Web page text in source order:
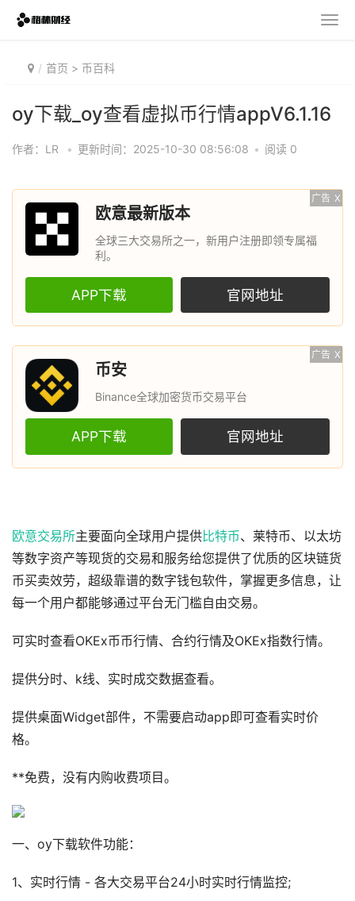
首页 > 币百科
oy下载_oy查看虚拟币行情appV6.1.16
作者：LR • 更新时间：2025-10-30 08:56:08 • 阅读 0
广告 X
欧意最新版本
全球三大交易所之一，新用户注册即领专属福
利。
APP下载 官网地址
广告 X
币安
Binance全球加密货币交易平台
APP下载 官网地址
欧意交易所主要面向全球用户提供比特币、莱特币、以太坊
等数字资产等现货的交易和服务给您提供了优质的区块链货
币买卖效劳，超级靠谱的数字钱包软件，掌握更多信息，让
每一个用户都能够通过平台无门槛自由交易。
可实时查看OKEx币币行情、合约行情及OKEx指数行情。
提供分时、k线、实时成交数据查看。
提供桌面Widget部件，不需要启动app即可查看实时价
格。
**免费，没有内购收费项目。
一、oy下载软件功能：
1、实时行情 - 各大交易平台24小时实时行情监控;